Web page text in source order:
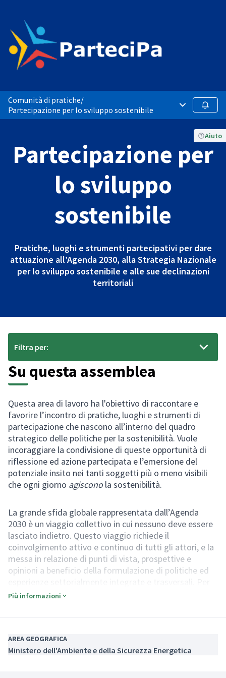
Comunità di pratiche/
Partecipazione per lo sviluppo sostenibile
Menù Segui
Aiuto
Partecipazione per
lo sviluppo
sostenibile
Pratiche, luoghi e strumenti partecipativi per dare
attuazione all’Agenda 2030, alla Strategia Nazionale
per lo sviluppo sostenibile e alle sue declinazioni
territoriali
Su questa assemblea
Questa area di lavoro ha l'obiettivo di raccontare e
favorire l’incontro di pratiche, luoghi e strumenti di
partecipazione che nascono all’interno del quadro
strategico delle politiche per la sostenibilità. Vuole
incoraggiare la condivisione di queste opportunità di
riflessione ed azione partecipata e l’emersione del
potenziale insito nei tanti soggetti più o meno visibili
che ogni giorno agisconola sostenibilità.
La grande sfida globale rappresentata dall’Agenda
2030 è un viaggio collettivo in cui nessuno deve essere
lasciato indietro. Questo viaggio richiede il
coinvolgimento attivo e continuo di tutti gli attori, e la
messa in relazione di punti di vista, prospettive e
opinioni a beneficio della formulazione di politiche ed
rispondere a tale sfida l’Italia si è dotata della
riferimento per i processi di pianificazione,
programmazione e valutazione di livello territoriale. A
Più informazioni
Filtra per:
AREA GEOGRAFICA
Ministero dell'Ambiente e della Sicurezza Energetica